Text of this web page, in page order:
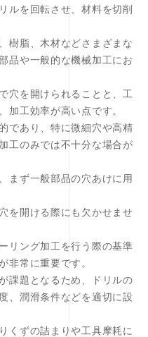
ルを回転させ、材料を切削
樹脂、木材などさまざまな
品や一般的な機械加工にお
穴を開けられることと、工
加工効率が高い点です。
であり、特に微細穴や高精
工のみでは不十分な場合が
まず一般部品の穴あけに用
を開ける際にも欠かせませ
リング加工を行う際の基準
非常に重要です。
課題となるため、ドリルの
、潤滑条件などを適切に設
くずの詰まりや工具摩耗に